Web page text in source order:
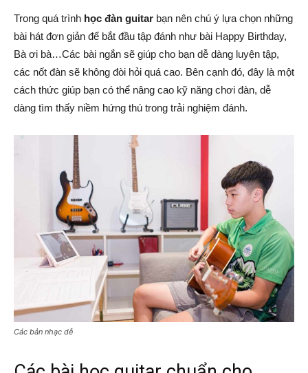
Trong quá trình học đàn guitar bạn nên chú ý lựa chọn những
bài hát đơn giản để bắt đầu tập đánh như bài Happy Birthday,
Bà ơi bà…Các bài ngắn sẽ giúp cho bạn dễ dàng luyện tập,
các nốt đàn sẽ không đòi hỏi quá cao. Bên cạnh đó, đây là một
cách thức giúp bạn có thể nâng cao kỹ năng chơi đàn, dễ
dàng tìm thấy niềm hứng thú trong trải nghiệm đánh.
Các bản nhạc dễ